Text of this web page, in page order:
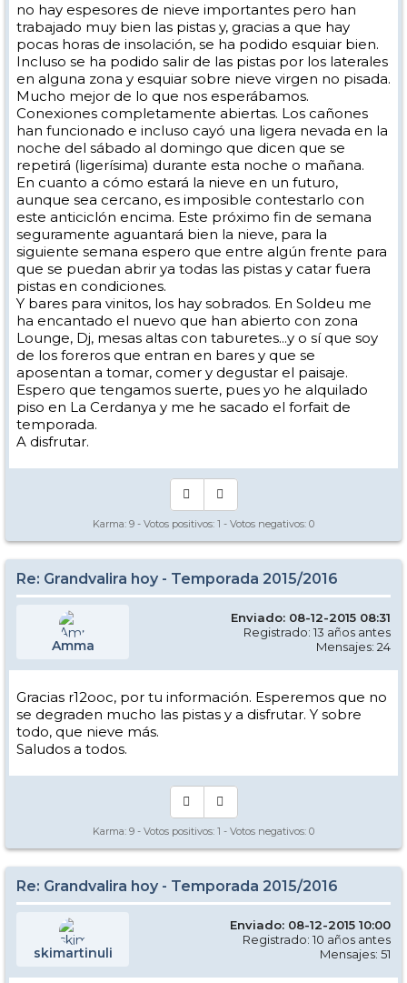
no hay espesores de nieve importantes pero han
trabajado muy bien las pistas y, gracias a que hay
pocas horas de insolación, se ha podido esquiar bien.
Incluso se ha podido salir de las pistas por los laterales
en alguna zona y esquiar sobre nieve virgen no pisada.
Mucho mejor de lo que nos esperábamos.
Conexiones completamente abiertas. Los cañones
han funcionado e incluso cayó una ligera nevada en la
noche del sábado al domingo que dicen que se
repetirá (ligerísima) durante esta noche o mañana.
En cuanto a cómo estará la nieve en un futuro,
aunque sea cercano, es imposible contestarlo con
este anticiclón encima. Este próximo fin de semana
seguramente aguantará bien la nieve, para la
siguiente semana espero que entre algún frente para
que se puedan abrir ya todas las pistas y catar fuera
pistas en condiciones.
Y bares para vinitos, los hay sobrados. En Soldeu me
ha encantado el nuevo que han abierto con zona
Lounge, Dj, mesas altas con taburetes...y o sí que soy
de los foreros que entran en bares y que se
aposentan a tomar, comer y degustar el paisaje.
Espero que tengamos suerte, pues yo he alquilado
piso en La Cerdanya y me he sacado el forfait de
temporada.
A disfrutar.
Karma: 9 - Votos positivos: 1 - Votos negativos: 0
Re: Grandvalira hoy - Temporada 2015/2016
Amma
Enviado: 08-12-2015 08:31
Registrado: 13 años antes
Mensajes: 24
Gracias r12ooc, por tu información. Esperemos que no
se degraden mucho las pistas y a disfrutar. Y sobre
todo, que nieve más.
Saludos a todos.
Karma: 9 - Votos positivos: 1 - Votos negativos: 0
Re: Grandvalira hoy - Temporada 2015/2016
skimartinuli
Enviado: 08-12-2015 10:00
Registrado: 10 años antes
Mensajes: 51